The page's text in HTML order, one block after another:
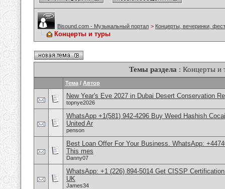
Bisound.com - Музыкальный портал > Концерты, вечеринки,
Концерты и туры
Темы раздела : Концерты и
Тема / Автор
New Year's Eve 2027 in Dubai Desert Conservation
topnye2026
WhatsApp +1(581) 942-4296 Buy Weed Hashish
United Ar
penson
Best Loan Offer For Your Business. WhatsApp:
This mes
Danny07
WhatsApp: +1 (226) 894-5014​ Get CISSP
UK
James34